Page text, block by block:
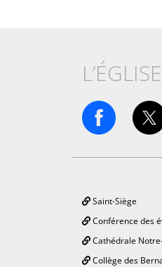
L’ÉGLISE
Saint-Siège
Conférence des
Cathédrale
Collège des